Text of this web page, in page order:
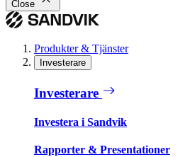
Close
Produkter & Tjänster
Investerare
Investerare
Investera i Sandvik
Rapporter & Presentationer